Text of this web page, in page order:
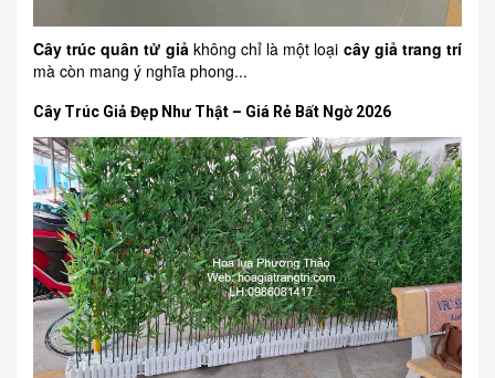
Cây trúc quân tử giảkhông chỉ là một loại cây giả trang trí
mà còn mang ý nghĩa phong...
Cây Trúc Giả Đẹp Như Thật – Giá Rẻ Bất Ngờ 2026